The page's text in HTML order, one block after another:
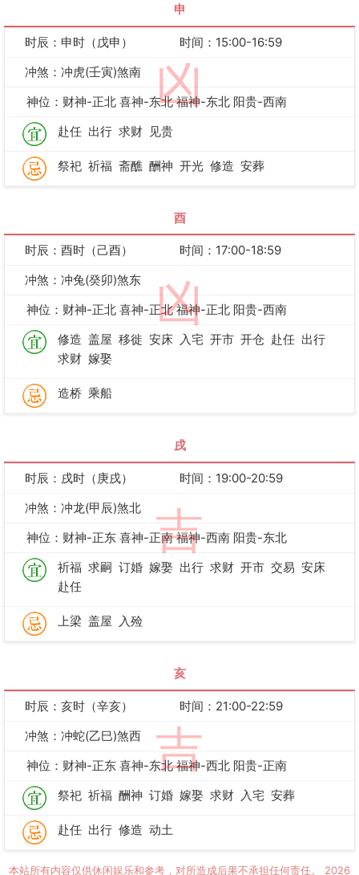
申
凶
时辰：申时（戊申）
时间：15:00-16:59
冲煞：冲虎(壬寅)煞南
神位：财神-正北 喜神-东北 福神-东北 阳贵-西南
赴任 出行 求财 见贵
祭祀 祈福 斋醮 酬神 开光 修造 安葬
酉
凶
时辰：酉时（己酉）
时间：17:00-18:59
冲煞：冲兔(癸卯)煞东
神位：财神-正北 喜神-正北 福神-正北 阳贵-西南
修造 盖屋 移徙 安床 入宅 开市 开仓 赴任 出行
求财 嫁娶
造桥 乘船
戌
吉
时辰：戌时（庚戌）
时间：19:00-20:59
冲煞：冲龙(甲辰)煞北
神位：财神-正东 喜神-正南 福神-西南 阳贵-东北
祈福 求嗣 订婚 嫁娶 出行 求财 开市 交易 安床
赴任
上梁 盖屋 入殓
亥
吉
时辰：亥时（辛亥）
时间：21:00-22:59
冲煞：冲蛇(乙巳)煞西
神位：财神-正东 喜神-东北 福神-西北 阳贵-正南
祭祀 祈福 酬神 订婚 嫁娶 求财 入宅 安葬
赴任 出行 修造 动土
本站所有内容仅供休闲娱乐和参考，对所造成后果不承担任何责任。 2026